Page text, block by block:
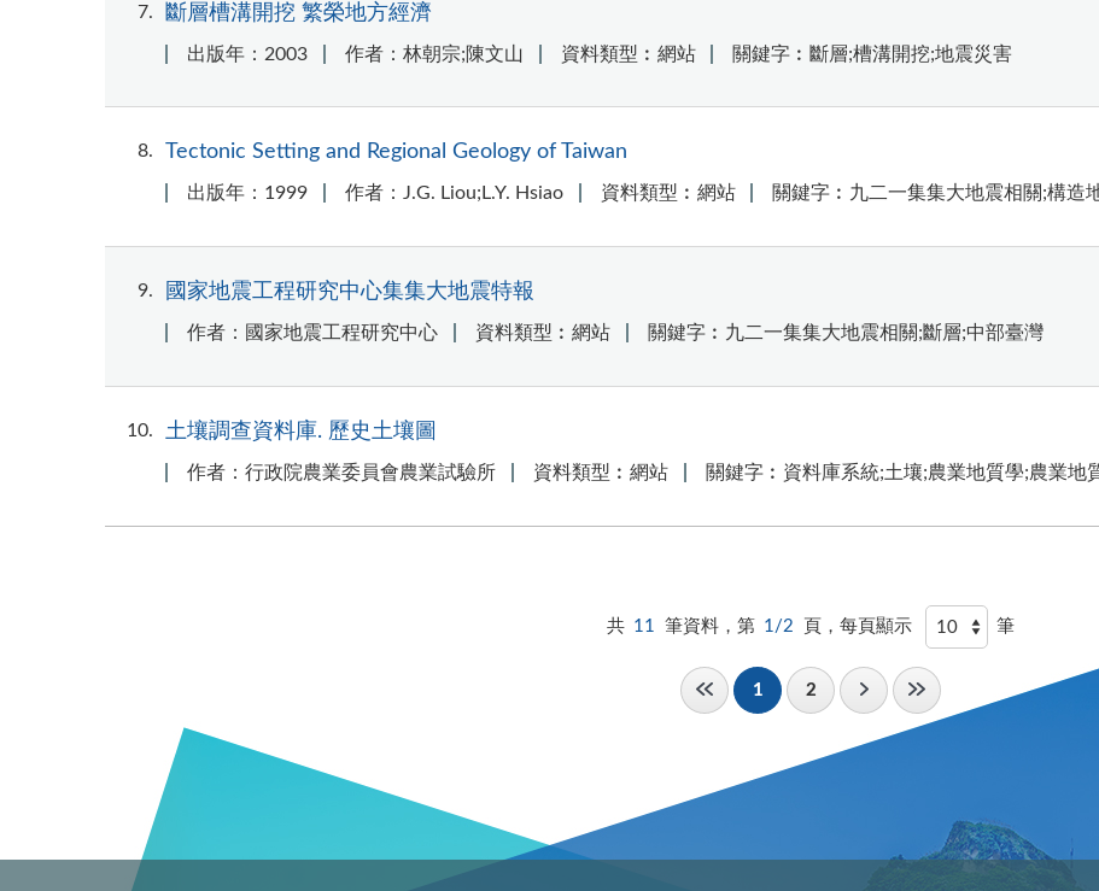
7 斷層槽溝開挖 繁榮地方經濟
出版年：2003 作者：林朝宗;陳文山 資料類型︰網站 關鍵字︰斷層;槽溝開挖;地震災害
8 Tectonic Setting and Regional Geology of Taiwan
出版年：1999 作者：J.G. Liou;L.Y. Hsiao 資料類型︰網站 關鍵字︰九二一集集大地震相關;構造
9 國家地震工程研究中心集集大地震特報
作者：國家地震工程研究中心 資料類型︰網站 關鍵字︰九二一集集大地震相關;斷層;中部臺灣
10 土壤調查資料庫. 歷史土壤圖
作者：行政院農業委員會農業試驗所 資料類型︰網站 關鍵字︰資料庫系統;土壤;農業地質學;農業地
共 11 筆資料，第 1/2 頁，每頁顯示 筆
1 2